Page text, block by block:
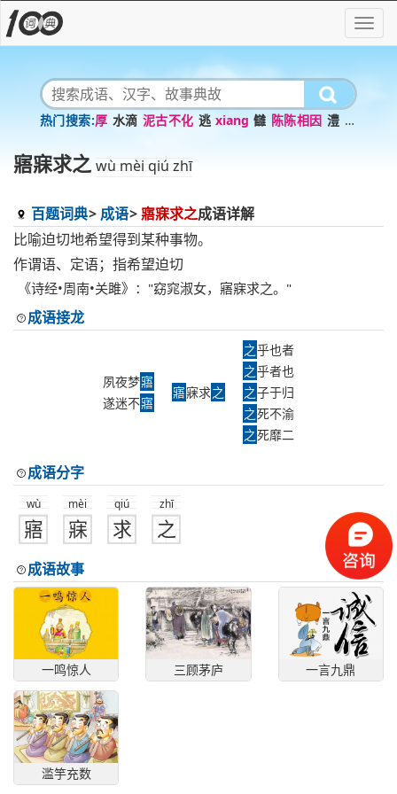
厚 水滴 泥古不化 逃 xiang 讎 陈陈相因 澧 攻
寤寐求之 wù mèi qiú zhī
百题词典 成语 寤寐求之成语详解
比喻迫切地希望得到某种事物。
作谓语、定语；指希望迫切
《诗经•周南•关雎》："窈窕淑女，寤寐求之。"
成语接龙
夙夜梦寤
遂迷不寤
寤寐求之
之乎也者
之乎者也
之子于归
之死不渝
之死靡二
成语分字
wù
寤
mèi
寐
qiú
求
zhī
之
成语故事
一鸣惊人 三顾茅庐 一言九鼎
滥竽充数